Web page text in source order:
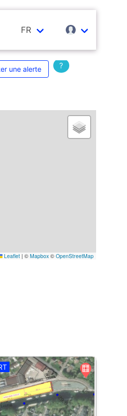
FR
une alerte ?
Leaflet | © Mapbox © OpenStreetMap